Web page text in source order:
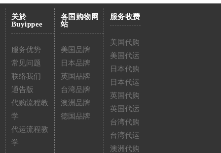
关於
Buyippee
服务优势
常见问题
联络我们
通告版
代购流程教
学
代运流程教
学
各国购物网
站
美国品牌
日本品牌
英国品牌
台湾品牌
澳洲品牌
德国品牌
服务收费
美国代购
美国代运
日本代购
日本代运
英国代购
英国代运
台湾代购
台湾代运
澳洲代购